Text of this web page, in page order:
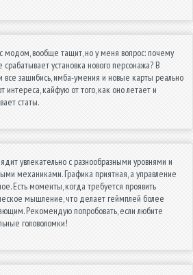
модом, вообще тащит, но у меня вопрос: почему
срабатывает установка нового персонажа? В
все зашибись, имба-умения и новые карты реально
интереса, кайфую от того, как оно летает и
статы.
увлекательно с разнообразными уровнями и
механиками. Графика приятная, а управление
Есть моменты, когда требуется проявить
мышление, что делает геймплей более
Рекомендую попробовать, если любите
головоломки!